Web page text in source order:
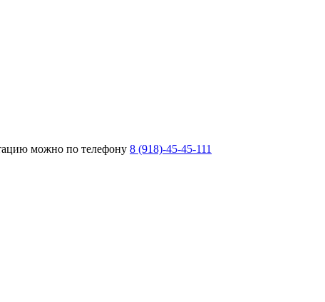
можно по телефону 8 (918)-45-45-111